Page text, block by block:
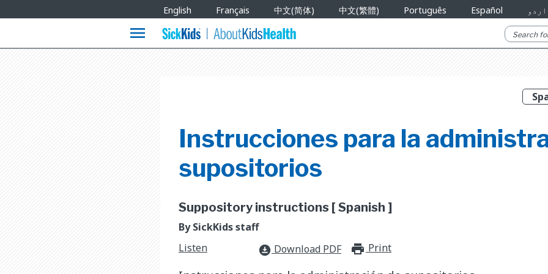
Languages
English Français 中文(简体) 中文(繁體) Português Español اردو
menu
Instrucciones para la
supositorios
Suppository instructions [ Spanish ]
By SickKids staff
Listen
download_for_offline Download PDF print_for_offline
Print